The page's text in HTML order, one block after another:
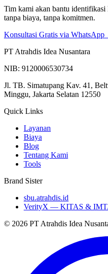
Tim kami akan bantu
tanpa biaya, tanpa komitmen.
Konsultasi Gratis via
PT Atrahdis Idea Nusantara
NIB: 9120006530734
Jl. TB. Simatupang Kav. 41,
Minggu, Jakarta Selatan 12550
Quick Links
Layanan
Biaya
Blog
Tentang Kami
Tools
Brand Sister
sbu.atrahdis.id
VerityX — KITAS &
© 2026 PT Atrahdis Idea